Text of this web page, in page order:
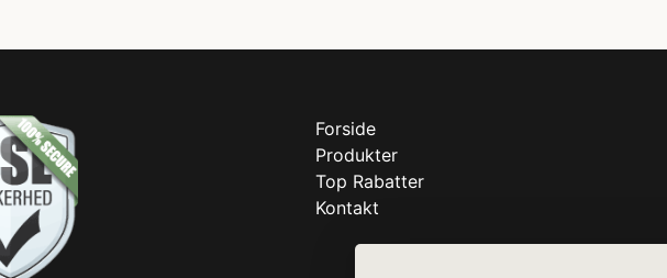
Forside
Produkter
Top Rabatter
Kontakt